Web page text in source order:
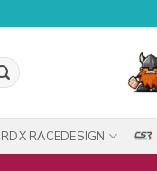
RDX RACEDESIGN